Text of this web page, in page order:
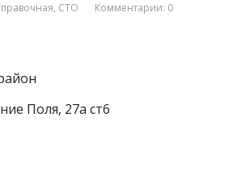
, СТО Комментарии: 0
Поля, 27а ст6